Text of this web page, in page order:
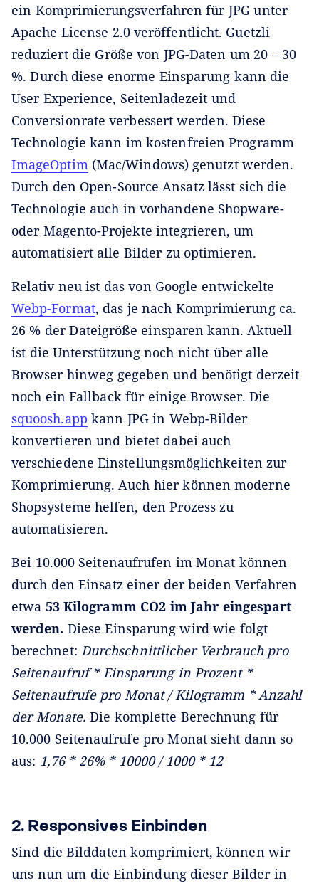
ein Komprimierungsverfahren für JPG unter
Apache License 2.0 veröffentlicht. Guetzli
reduziert die Größe von JPG-Daten um 20 – 30
%. Durch diese enorme Einsparung kann die
User Experience, Seitenladezeit und
Conversionrate verbessert werden. Diese
Technologie kann im kostenfreien Programm
ImageOptim (Mac/Windows) genutzt werden.
Durch den Open-Source Ansatz lässt sich die
Technologie auch in vorhandene Shopware-
oder Magento-Projekte integrieren, um
automatisiert alle Bilder zu optimieren.
Relativ neu ist das von Google entwickelte
Webp-Format, das je nach Komprimierung ca.
26 % der Dateigröße einsparen kann. Aktuell
ist die Unterstützung noch nicht über alle
Browser hinweg gegeben und benötigt derzeit
noch ein Fallback für einige Browser. Die
squoosh.app kann JPG in Webp-Bilder
konvertieren und bietet dabei auch
verschiedene Einstellungsmöglichkeiten zur
Komprimierung. Auch hier können moderne
Shopsysteme helfen, den Prozess zu
automatisieren.
Bei 10.000 Seitenaufrufen im Monat können
durch den Einsatz einer der beiden Verfahren
etwa 53 Kilogramm CO2 im Jahr eingespart
werden. Diese Einsparung wird wie folgt
berechnet: Durchschnittlicher Verbrauch pro
Seitenaufruf * Einsparung in Prozent *
Seitenaufrufe pro Monat / Kilogramm * Anzahl
der Monate.Die komplette Berechnung für
10.000 Seitenaufrufe pro Monat sieht dann so
aus: 1,76 * 26% * 10000 / 1000 * 12
2. Responsives Einbinden
Sind die Bilddaten komprimiert, können wir
uns nun um die Einbindung dieser Bilder in